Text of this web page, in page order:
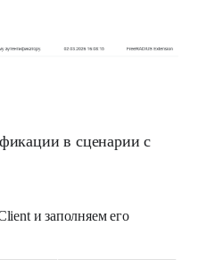
в сценарии с
и заполняем его